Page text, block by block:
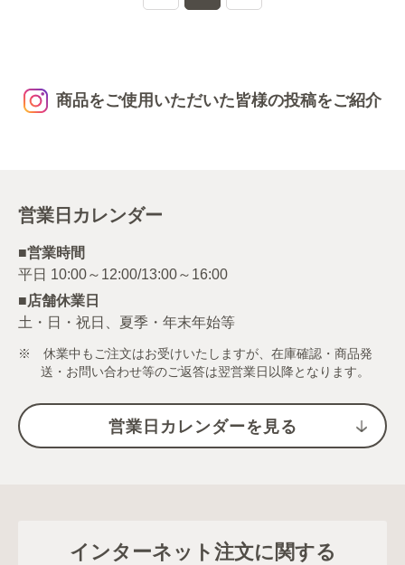
商品をご使用いただいた皆様の投稿をご紹介
営業日カレンダー
■営業時間
■店舗休業日
土・日・祝日、夏季・年末年始等
※ 休業中もご注文はお受けいたしますが、在庫確認・商品発
送・お問い合わせ等のご返答は翌営業日以降となります。
営業日カレンダーを見る
インターネット注文に関する